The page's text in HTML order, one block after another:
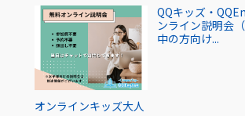
オンラインキッズ大人
QQキッズ・
ンライン説明会
中の方向け...